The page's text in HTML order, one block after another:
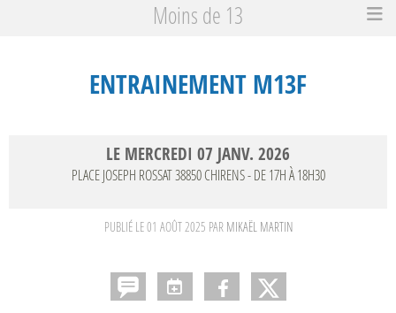
Moins de 13
Entrainement M13F
ENTRAINEMENT M13F
LE MERCREDI 07 JANV. 2026
PLACE JOSEPH ROSSAT38850 CHIRENS- DE 17H À 18H30
PUBLIÉ LE01 AOÛT 2025 PAR MIKAËL MARTIN